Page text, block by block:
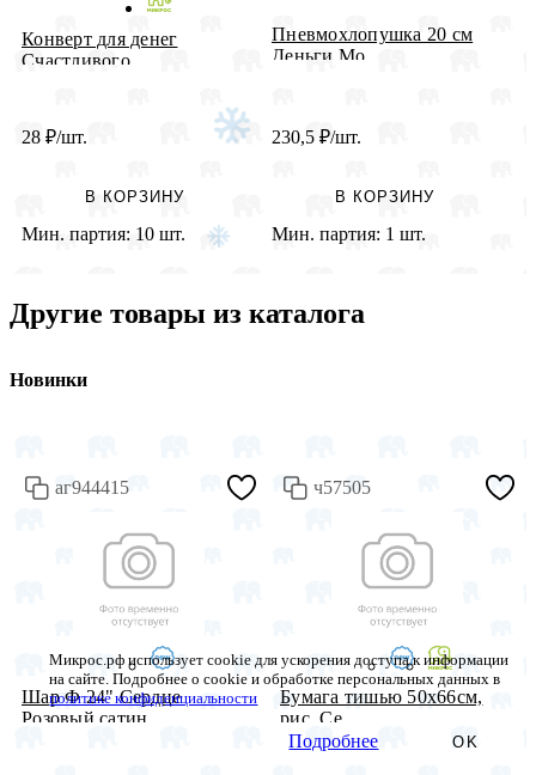
Конверт для денег
Счастливого ...
28 ₽/шт.
В КОРЗИНУ
Мин. партия: 10 шт.
Пневмохлопушка 20 см
Деньги Мо...
230,5 ₽/шт.
В КОРЗИНУ
Мин. партия: 1 шт.
Другие товары из каталога
Новинки
аг944415
Шар Ф 24" Сердце
Розовый сатин...
ч57505
Бумага тишью 50х66см,
рис. Се...
Микрос.рф использует cookie для ускорения доступа к информации
на сайте. Подробнее о cookie и обработке персональных данных в
политике конфиденциальности
Подробнее OK